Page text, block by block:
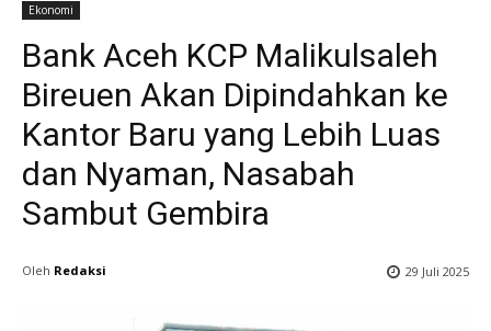
Ekonomi
Bank Aceh KCP Malikulsaleh
Bireuen Akan Dipindahkan ke
Kantor Baru yang Lebih Luas
dan Nyaman, Nasabah
Sambut Gembira
Oleh Redaksi 29 Juli 2025